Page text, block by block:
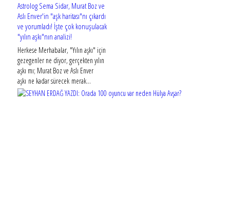
Astrolog Sema Sidar, Murat Boz ve
Aslı Enver'in "aşk haritası"nı çıkardı
ve yorumladı! İşte çok konuşulacak
"yılın aşkı"nın analizi!
Herkese Merhabalar, "Yılın aşkı" için
gezegenler ne diyor, gerçekten yılın
aşkı mı; Murat Boz ve Aslı Enver
aşkı ne kadar sürecek merak...